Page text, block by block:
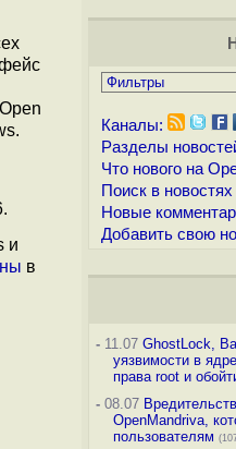
и
в
Каналы:
Разделы
Что нового на
Поиск в новостях
Новые
Добавить свою
-11.07 GhostLock,
уязвимости в
права root и
-08.07
OpenMandriva,
пользователям